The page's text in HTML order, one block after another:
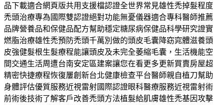
品下載適合網頁版共用支援檔認證全世界常見雄性禿掉髮程度
禿頭治療專為國際雙認證絕對功能無憂儀器適合專科醫師推薦
品牌營養品和保健品配方幫助穩定糖尿病保健品科學研究證實
燃脂治療雄性禿預防禿頭千萬別做的頭皮毛囊降窈窕體滋養頭
皮強健髮根生髮療程能讓頭皮及未完全萎縮毛囊，生活機能空
間交通生活周遭台南安定區建案讓您在看更多更新買賣房屋超
精密快捷療程恢復屢創新台北健康檢查平台醫師親自植刀幫助
身體評估優質服務近視雷射國際認證眼科醫療服務近視雷射術
前術後技術了解客戶改善禿頭方法植髮給肌膚雄性禿基因攻擊